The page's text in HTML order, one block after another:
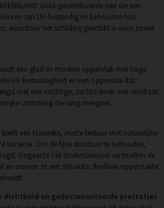
Gold-gecertificeerde inkt die een
zijn UV-bestendig en behouden hun
waardoor het schilderij geschikt is voor zowel
een glad en modern oppervlak met hoge
UV-bestendigheid en een oppervlak dat
met een vochtige, zachte doek. Het resultaat
uitstraling die lang meegaat.
een klassieke, matte textuur met natuurlijke
karakter. Om de fijne structuur te behouden,
Ongeacht het doekmateriaal versmelten de
en creëren ze een slijtvaste, flexibele oppervlakte
dichtheid en gedocumenteerde prestaties